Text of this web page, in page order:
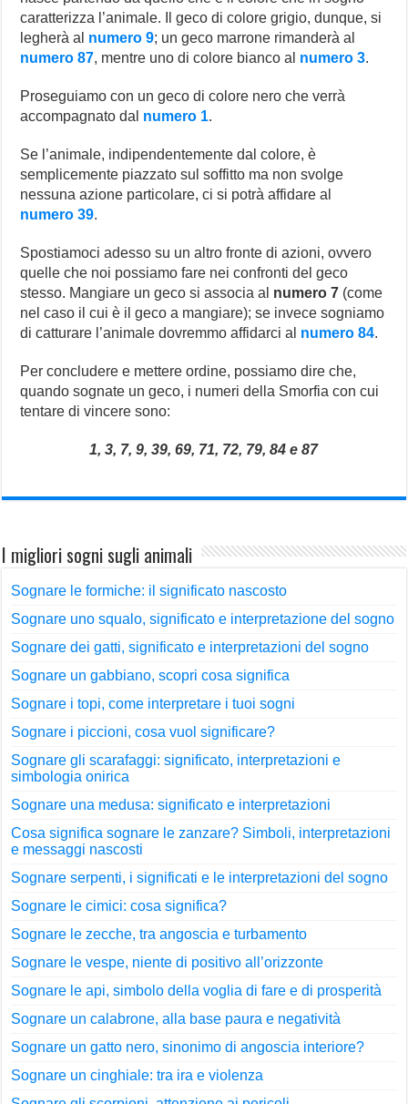
caratterizza l’animale. Il geco di colore grigio, dunque, si
legherà al numero 9; un geco marrone rimanderà al
numero 87, mentre uno di colore bianco al numero 3.
Proseguiamo con un geco di colore nero che verrà
accompagnato dal numero 1.
Se l’animale, indipendentemente dal colore, è
semplicemente piazzato sul soffitto ma non svolge
nessuna azione particolare, ci si potrà affidare al
numero 39.
Spostiamoci adesso su un altro fronte di azioni, ovvero
quelle che noi possiamo fare nei confronti del geco
stesso. Mangiare un geco si associa al numero 7 (come
nel caso il cui è il geco a mangiare); se invece sogniamo
di catturare l’animale dovremmo affidarci al numero 84.
Per concludere e mettere ordine, possiamo dire che,
quando sognate un geco, i numeri della Smorfia con cui
tentare di vincere sono:
1, 3, 7, 9, 39, 69, 71, 72, 79, 84 e 87
I migliori sogni sugli animali
Sognare le formiche: il significato nascosto
Sognare uno squalo, significato e interpretazione del sogno
Sognare dei gatti, significato e interpretazioni del sogno
Sognare un gabbiano, scopri cosa significa
Sognare i topi, come interpretare i tuoi sogni
Sognare i piccioni, cosa vuol significare?
Sognare gli scarafaggi: significato, interpretazioni e
simbologia onirica
Sognare una medusa: significato e interpretazioni
Cosa significa sognare le zanzare? Simboli, interpretazioni
e messaggi nascosti
Sognare serpenti, i significati e le interpretazioni del sogno
Sognare le cimici: cosa significa?
Sognare le zecche, tra angoscia e turbamento
Sognare le vespe, niente di positivo all’orizzonte
Sognare le api, simbolo della voglia di fare e di prosperità
Sognare un calabrone, alla base paura e negatività
Sognare un gatto nero, sinonimo di angoscia interiore?
Sognare un cinghiale: tra ira e violenza